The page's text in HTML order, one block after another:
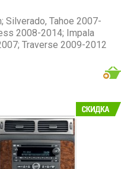
Silverado, Tahoe 2007-
2008-2014; Impala
Traverse 2009-2012
2011